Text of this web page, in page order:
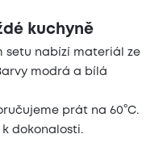
kuchyně
setu nabízí materiál ze
modrá a bílá
prát na 60°C.
k dokonalosti.